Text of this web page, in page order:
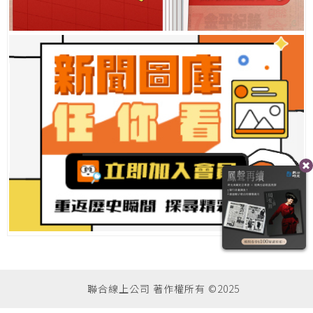
聯合線上公司 著作權所有 ©2025